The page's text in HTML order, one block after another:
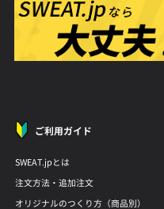
ご利用ガイド
SWEAT.jpとは
注文方法・追加注文
オリジナルのつくり方（商品別）